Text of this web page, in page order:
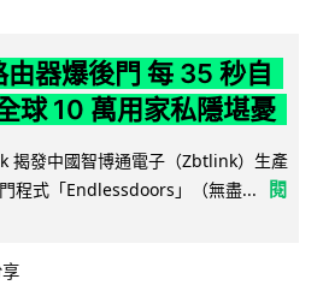
器爆後門 每 35 秒自
球 10 萬用家私隱堪憂
揭發中國智博通電子（Zbtlink）生產
程式「Endlessdoors」（無盡...
閱